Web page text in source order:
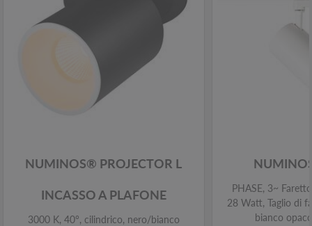
NUMINOS® PROJECTOR L
INCASSO A PLAFONE
3000 K, 40°, cilindrico, nero/bianco
PHASE, 3~
28 Watt, Taglio di
bianco